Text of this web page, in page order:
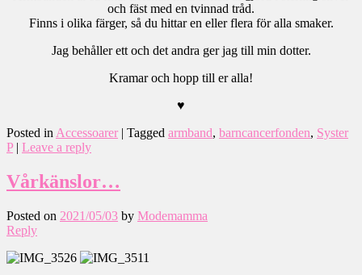
och fäst med en tvinnad tråd.
Finns i olika färger, så du hittar en eller flera för alla smaker.
Jag behåller ett och det andra ger jag till min dotter.
Kramar och hopp till er alla!
♥
Posted in Accessoarer | Tagged armband, barncancerfonden, Syster
P | Leave a reply
Vårkänslor…
Posted on 2021/05/03 by Modemamma
Reply